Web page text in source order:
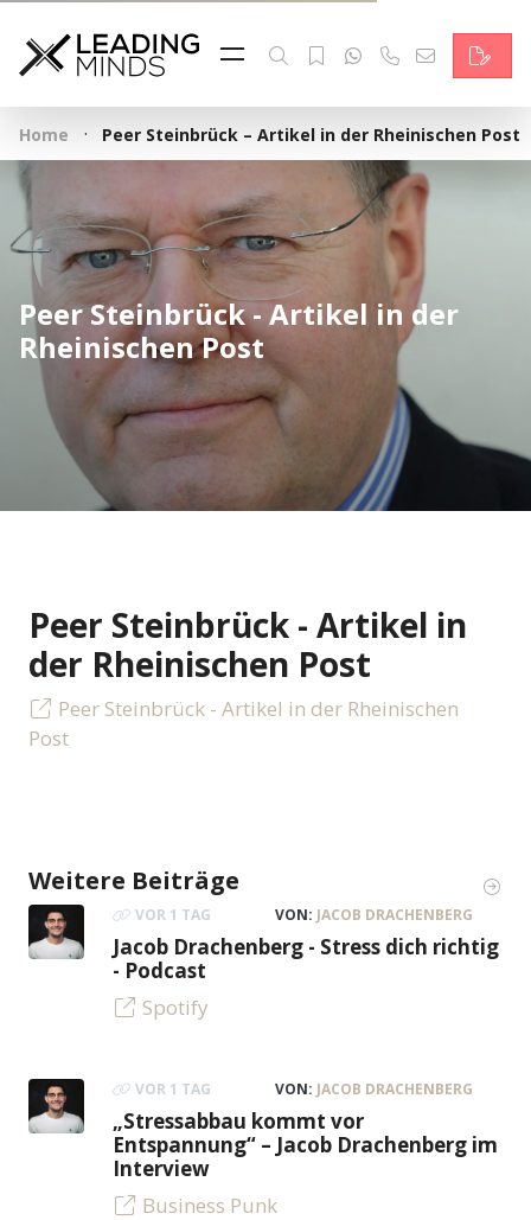
Feed & News
Reading Minds
Themen
Services
Wer wir sind
Kontakt
English
Home · Peer Steinbrück – Artikel in der Rheinischen Post
Peer Steinbrück - Artikel in der
Rheinischen Post
Peer Steinbrück - Artikel in
der Rheinischen Post
Peer Steinbrück - Artikel in der Rheinischen
Post
Weitere Beiträge
VOR 1 TAG VON: JACOB DRACHENBERG
Jacob Drachenberg - Stress dich richtig
- Podcast
Spotify
VOR 1 TAG VON: JACOB DRACHENBERG
„Stressabbau kommt vor
Entspannung“ – Jacob Drachenberg im
Interview
Business Punk